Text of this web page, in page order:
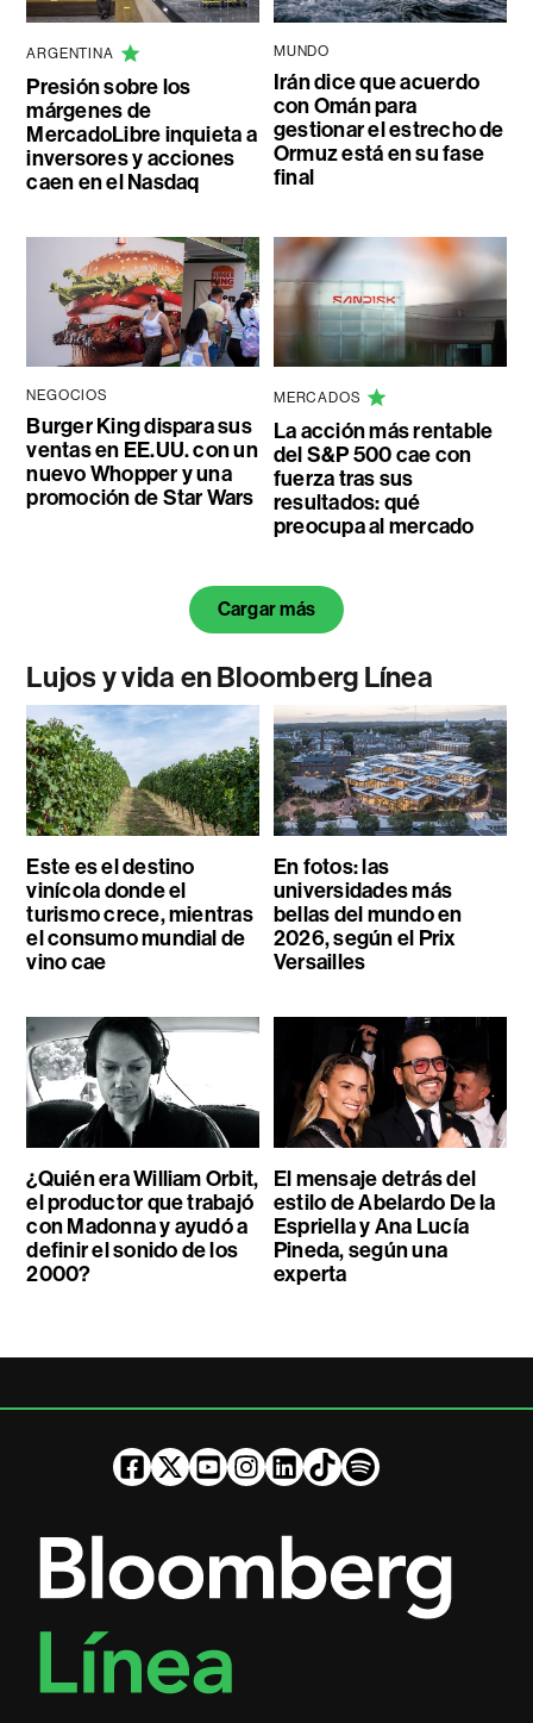
ARGENTINA
Presión sobre los
márgenes de
MercadoLibre inquieta a
inversores y acciones
caen en el Nasdaq
MUNDO
Irán dice que acuerdo
con Omán para
gestionar el estrecho de
Ormuz está en su fase
final
NEGOCIOS
Burger King dispara sus
ventas en EE.UU. con un
nuevo Whopper y una
promoción de Star Wars
MERCADOS
La acción más rentable
del S&P 500 cae con
fuerza tras sus
resultados: qué
preocupa al mercado
Cargar más
Lujos y vida en Bloomberg Línea
Este es el destino
vinícola donde el
turismo crece, mientras
el consumo mundial de
vino cae
En fotos: las
universidades más
bellas del mundo en
2026, según el Prix
Versailles
¿Quién era William Orbit,
el productor que trabajó
con Madonna y ayudó a
definir el sonido de los
2000?
El mensaje detrás del
estilo de Abelardo De la
Espriella y Ana Lucía
Pineda, según una
experta